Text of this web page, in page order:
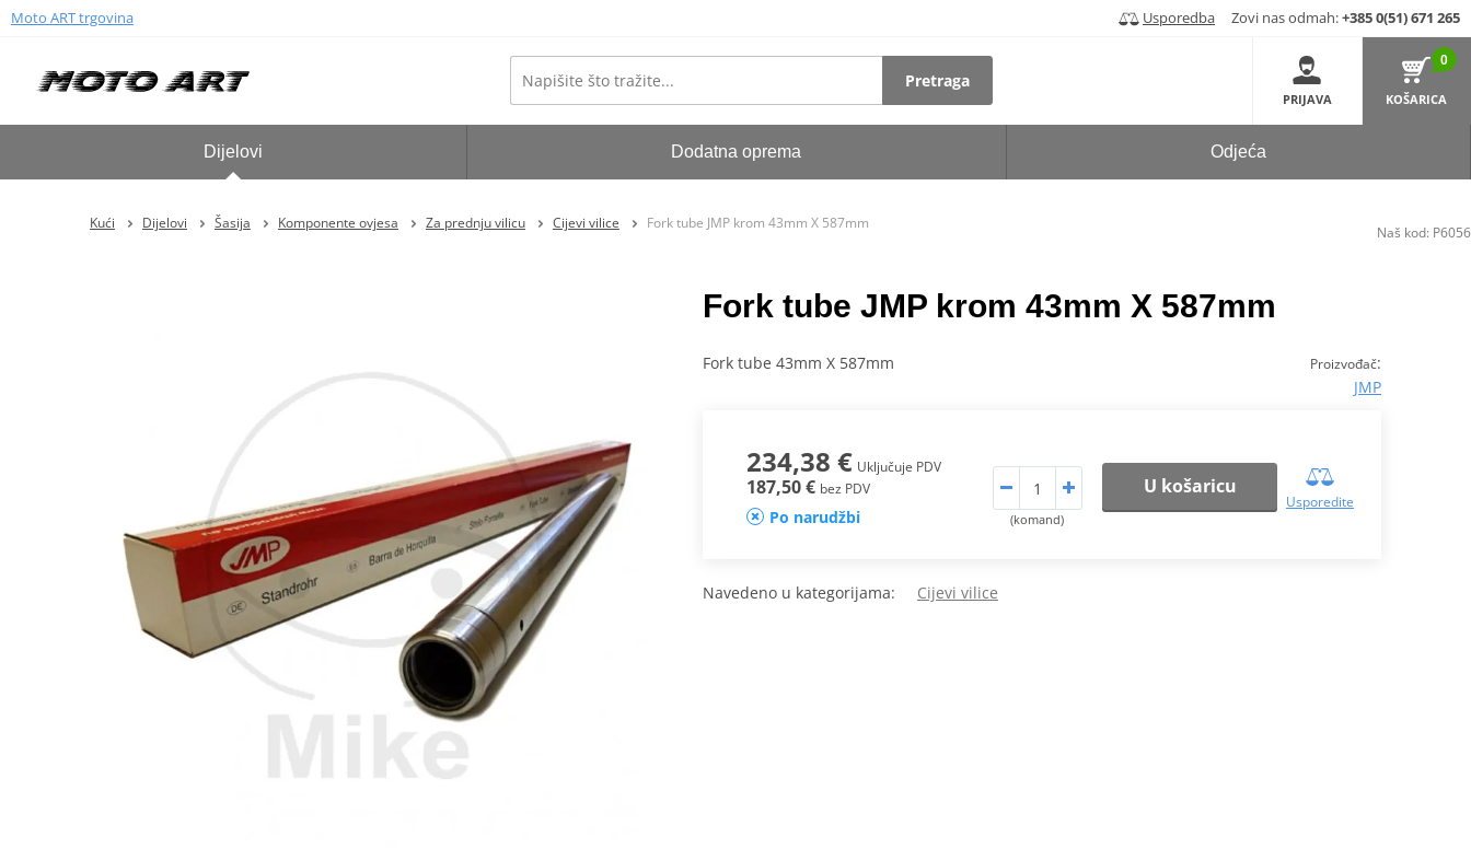
Moto ART trgovina Usporedba Zovi nas odmah:+385 0(51) 671 265
Pretraga
PRIJAVA
0
KOŠARICA
Dijelovi Dodatna oprema Odjeća
Kući Dijelovi Šasija Komponente ovjesa Za prednju vilicu Cijevi vilice Fork tube JMP krom 43mm X 587mm
Fork tube JMP krom 43mm X 587mm
Proizvođač:
JMP
Fork tube 43mm X 587mm
234,38 € Uključuje PDV
187,50 € bez PDV
Po narudžbi (komand)
U košaricu
Usporedite
Navedeno u kategorijama: Cijevi vilice
Naš kod: P6056